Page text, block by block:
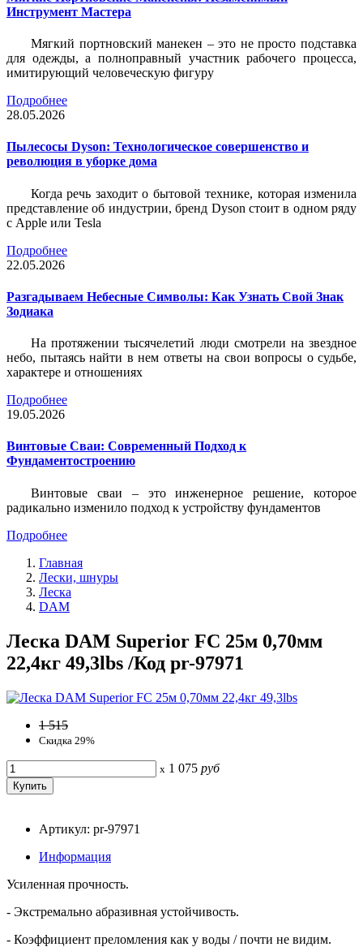
Инструмент Мастера
Мягкий портновский манекен – это не просто подставка
для одежды, а полноправный участник рабочего процесса,
имитирующий человеческую фигуру
Подробнее
28.05.2026
Пылесосы Dyson: Технологическое совершенство и
революция в уборке дома
Когда речь заходит о бытовой технике, которая изменила
представление об индустрии, бренд Dyson стоит в одном ряду
с Apple или Tesla
Подробнее
22.05.2026
Разгадываем Небесные Символы: Как Узнать Свой Знак
Зодиака
На протяжении тысячелетий люди смотрели на звездное
небо, пытаясь найти в нем ответы на свои вопросы о судьбе,
характере и отношениях
Подробнее
19.05.2026
Винтовые Сваи: Современный Подход к
Фундаментостроению
Винтовые сваи – это инженерное решение, которое
радикально изменило подход к устройству фундаментов
Подробнее
Главная
Лески, шнуры
Леска
DAM
Леска DAM Superior FC 25м 0,70мм
22,4кг 49,3lbs /Код pr-97971
1 515
Скидка 29%
x 1 075 руб
Артикул: pr-97971
Информация
Усиленная прочность.
- Экстремально абразивная устойчивость.
- Коэффициент преломления как у воды / почти не видим.